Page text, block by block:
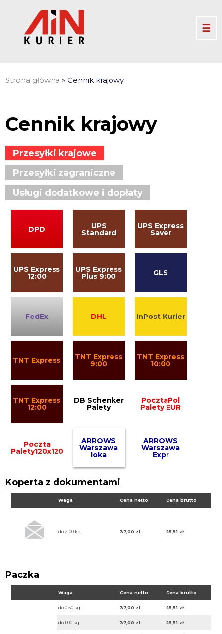
☰
Strona główna »Cennik krajowy
Cennik krajowy
Przesyłki krajowe
Przesyłki zagraniczne
Usługi dodatkowe i dopłaty
DPD UPS
Standard
UPS Express
Saver
UPS Express
12:00
UPS Express
Plus 9:00 GLS
FedEx DHL InPost Kurier
TNT Express TNT Express
9:00
TNT Express
10:00
TNT Express
12:00
DB Schenker
Palety
PocztaPol
Palety EUR
Poczta
Palety120x120
ARROWS
Warszawa
loka
ARROWS
Warszawa
Expr
Koperta z dokumentami
Waga Cena netto Cena brutto
do 2.00 kg 37,00 zł 45,51 zł
Paczka
Waga Cena netto Cena brutto
do 0.50 kg 37,00 zł 45,51 zł
do 1.00 kg 37,00 zł 45,51 zł